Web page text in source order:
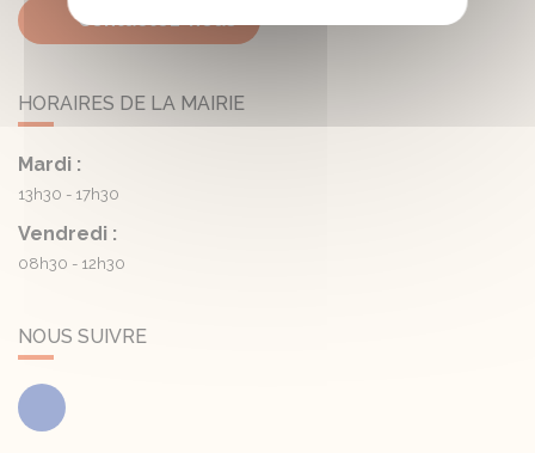
Contactez-nous
HORAIRES DE LA MAIRIE
Mardi :
13h30 - 17h30
Vendredi :
08h30 - 12h30
NOUS SUIVRE
Facebook